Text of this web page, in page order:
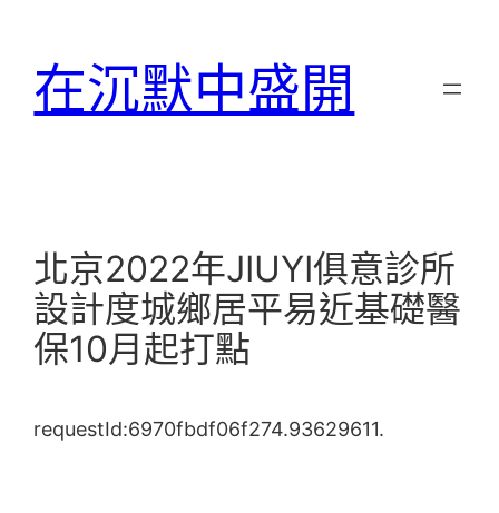
在沉默中盛開
北京2022年JIUYI俱意診所
設計度城鄉居平易近基礎醫
保10月起打點
requestId:6970fbdf06f274.93629611.